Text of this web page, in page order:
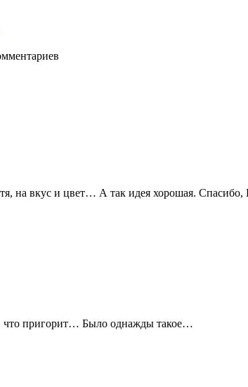
на вкус и цвет… А так идея хорошая. Спасибо,
что пригорит… Было однажды такое…